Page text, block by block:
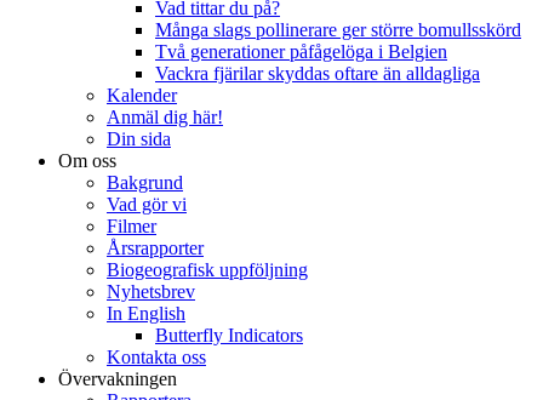
Vad tittar du på?
Många slags pollinerare ger större bomullsskörd
Två generationer påfågelöga i Belgien
Vackra fjärilar skyddas oftare än alldagliga
Kalender
Anmäl dig här!
Din sida
Om oss
Bakgrund
Vad gör vi
Filmer
Årsrapporter
Biogeografisk uppföljning
Nyhetsbrev
In English
Butterfly Indicators
Kontakta oss
Övervakningen